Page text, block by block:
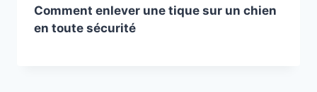
Comment enlever une tique sur un chien
en toute sécurité